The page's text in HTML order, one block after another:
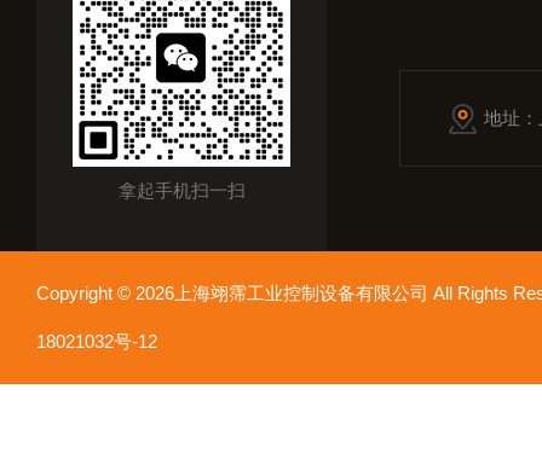
拿起手机扫一扫
地址
Copyright © 2026上海翊霈工业控制设备有限公司 All Rights
18021032号-12